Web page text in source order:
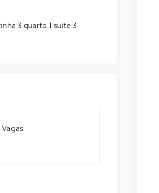
3 quarto 1 suíte 3
Vagas